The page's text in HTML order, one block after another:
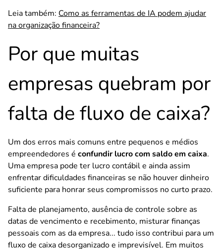
Leia também: Como as ferramentas de IA podem ajudar
na organização financeira?
Por que muitas
empresas quebram por
falta de fluxo de caixa?
Um dos erros mais comuns entre pequenos e médios
empreendedores é confundir lucro com saldo em caixa.
Uma empresa pode ter lucro contábil e ainda assim
enfrentar dificuldades financeiras se não houver dinheiro
suficiente para honrar seus compromissos no curto prazo.
Falta de planejamento, ausência de controle sobre as
datas de vencimento e recebimento, misturar finanças
pessoais com as da empresa... tudo isso contribui para um
fluxo de caixa desorganizado e imprevisível. Em muitos